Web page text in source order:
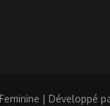
| Développé